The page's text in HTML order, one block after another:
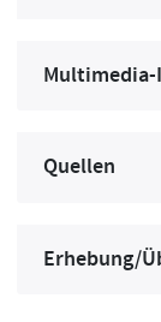
Quellen
Erhebung/